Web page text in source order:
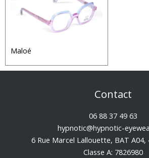
Maloé
Contact
06 88 37 49 63
hypnotic@hypnotic-
6 Rue Marcel Lallouette, BAT A04,
Classe A: 7826980